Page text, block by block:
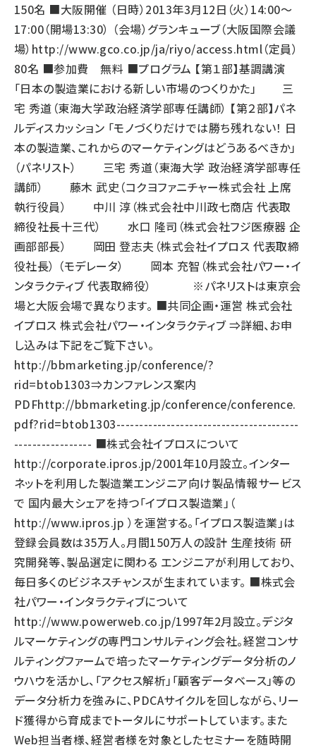
150名 ■大阪開催 （日時）2013年3月12日（火）14:00～
17:00（開場13:30） （会場）グランキューブ（大阪国際会議
場） http://www.gco.co.jp/ja/riyo/access.html（定員）
80名 ■参加費 無料 ■プログラム 【第１部】基調講演
「日本の製造業における新しい市場のつくりかた」 三
宅 秀道（東海大学政治経済学部専任講師） 【第２部】パネ
ルディスカッション 「モノづくりだけでは勝ち残れない！ 日
本の製造業、これからのマーケティングはどうあるべきか」
（パネリスト） 三宅 秀道（東海大学 政治経済学部専任
講師） 藤木 武史（コクヨファニチャー株式会社 上席
執行役員） 中川 淳（株式会社中川政七商店 代表取
締役社長十三代） 水口 隆司（株式会社フジ医療器 企
画部部長） 岡田 登志夫（株式会社イプロス 代表取締
役社長） （モデレータ） 岡本 充智（株式会社パワー・イ
ンタラクティブ 代表取締役） ※パネリストは東京会
場と大阪会場で異なります。 ■共同企画・運営 株式会社
イプロス 株式会社パワー・インタラクティブ ⇒詳細、お申
し込みは下記をご覧下さい。
http://bbmarketing.jp/conference/?
rid=btob1303⇒カンファレンス案内
PDFhttp://bbmarketing.jp/conference/conference.
pdf?rid=btob1303----------------------------------------
----------------- ■株式会社イプロスについて
http://corporate.ipros.jp/2001年10月設立。インター
ネットを利用した製造業エンジニア向け製品情報サービス
で 国内最大シェアを持つ「イプロス製造業」（
http://www.ipros.jp ）を運営する。「イプロス製造業」は
登録会員数は35万人。月間150万人の設計 生産技術 研
究開発等、製品選定に関わる エンジニアが利用しており、
毎日多くのビジネスチャンスが生まれています。 ■株式会
社パワー・インタラクティブについて
http://www.powerweb.co.jp/1997年2月設立。デジタ
ルマーケティングの専門コンサルティング会社。経営コンサ
ルティングファームで培ったマーケティングデータ分析のノ
ウハウを活かし、「アクセス解析」「顧客データベース」等の
データ分析力を強みに、PDCAサイクルを回しながら、リー
ド獲得から育成までトータルにサポートしています。また
Web担当者様、経営者様を対象としたセミナーを随時開